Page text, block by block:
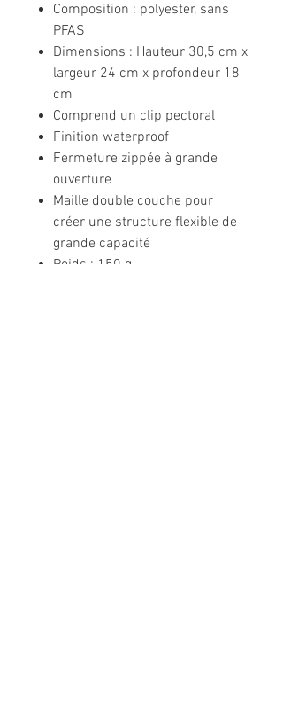
Composition : polyester, sans
PFAS
Dimensions : Hauteur 30,5 cm x
largeur 24 cm x profondeur 18
cm
Comprend un clip pectoral
Finition waterproof
Fermeture zippée à grande
ouverture
Maille double couche pour
créer une structure flexible de
grande capacité
Poids : 150 g